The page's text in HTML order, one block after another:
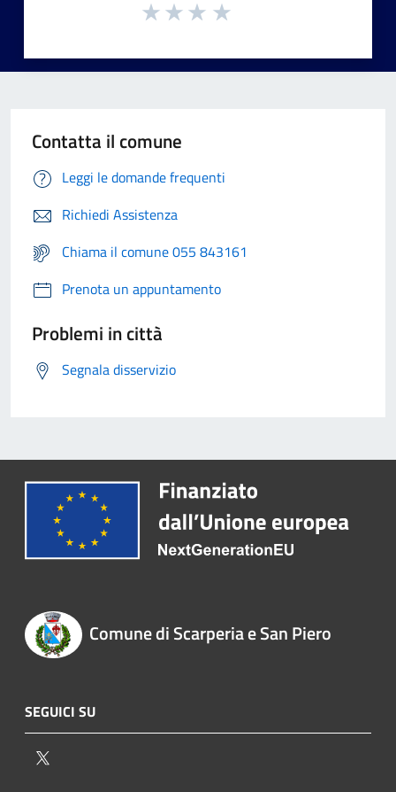
Contatta il comune
Leggi le domande frequenti
Richiedi Assistenza
Chiama il comune 055 843161
Prenota un appuntamento
Problemi in città
Segnala disservizio
Comune di Scarperia e San Piero
SEGUICI SU